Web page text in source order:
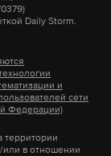
которые
они же
того чтобы
Будапешт не
для
Daily Storm.
и
сети
Федерации)
территории
или в отношении